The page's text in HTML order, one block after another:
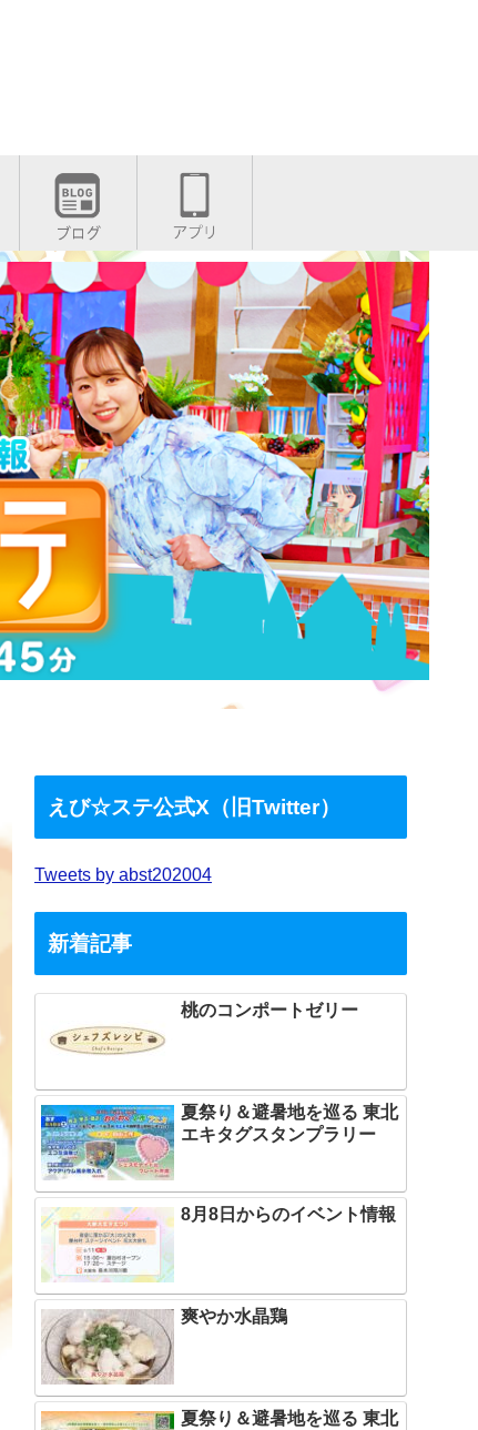
えび☆ステ公式X（旧Twitter）
Tweets by abst202004
新着記事
桃のコンポートゼリー
夏祭り＆避暑地を巡る 東北
エキタグスタンプラリー
8月8日からのイベント情報
爽やか水晶鶏
夏祭り＆避暑地を巡る 東北